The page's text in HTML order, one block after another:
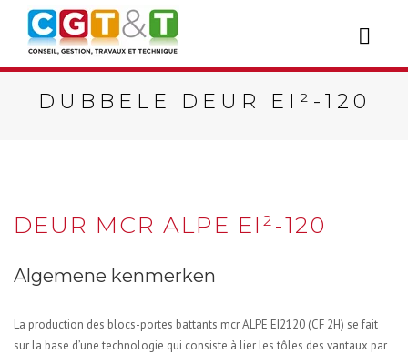
DUBBELE DEUR EI²-120
DEUR MCR ALPE EI²-120
Algemene kenmerken
La production des blocs-portes battants mcr ALPE EI2120 (CF 2H) se fait
sur la base d’une technologie qui consiste à lier les tôles des vantaux par